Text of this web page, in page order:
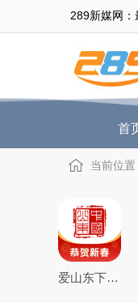
289新媒网
首
当前位置
爱山东下载app官方最新版